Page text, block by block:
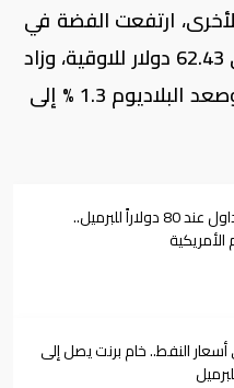
ارتفعت ​الفضة في
المعاملات الفورية 2.3 % إلى 62.43 ⁠دولار للاوقية، وزاد
أسعار النفط تداول عند 80 دولاراً للبرميل..
النفط.. خام برنت يصل إلى